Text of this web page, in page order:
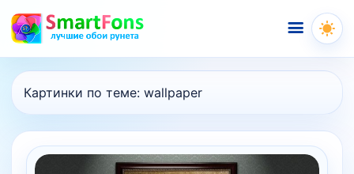
Меню
Картинки по теме: wallpaper